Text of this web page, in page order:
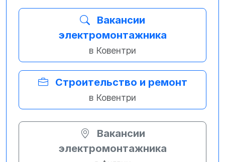
Вакансии
электромонтажника
в Ковентри
Строительство и ремонт
в Ковентри
Вакансии
электромонтажника